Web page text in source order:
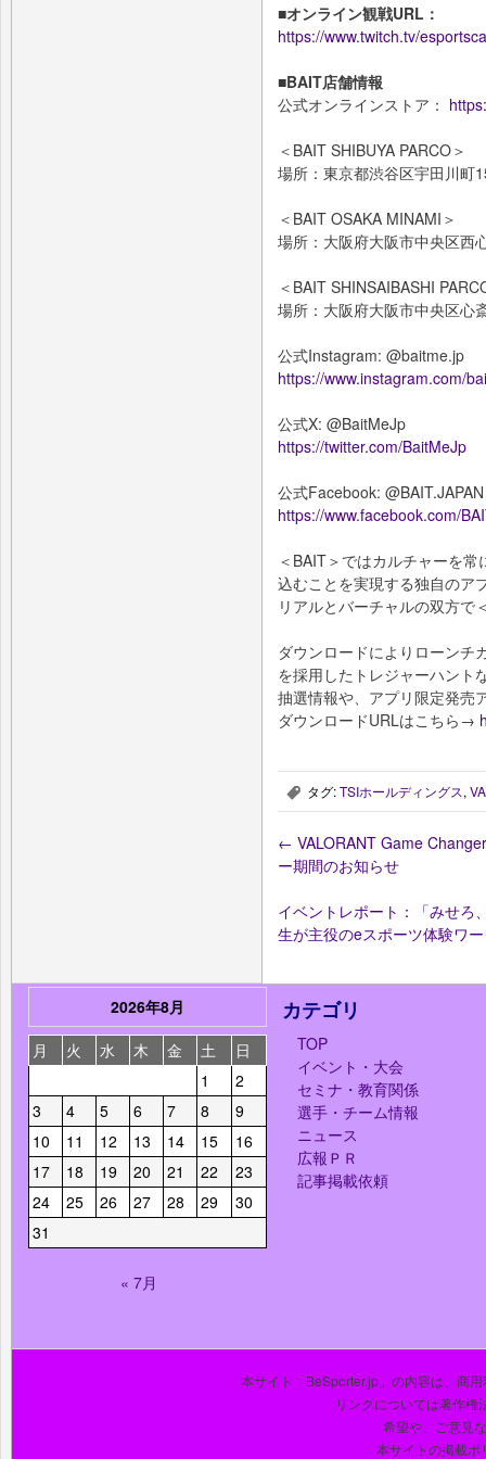
■オンライン観戦URL：
https://www.twitch.tv/
■BAIT店舗情報
公式オンラインストア：
＜BAIT SHIBUYA PARCO＞
場所：東京都渋谷区宇田川町
＜BAIT OSAKA MINAMI＞
場所：大阪府大阪市中央区
＜BAIT SHINSAIBASHI
場所：大阪府大阪市中央区心
公式Instagram: @baitme.jp
https://www.instagram.com/
公式X: @BaitMeJp
https://twitter.com/BaitMeJp
公式Facebook: @BAIT.JAPAN
https://www.facebook.com/
＜BAIT＞ではカルチャーを
込むことを実現する独自のア
リアルとバーチャルの双方で
ダウンロードによりローンチ
を採用したトレジャーハント
抽選情報や、アプリ限定発売
ダウンロードURLはこちら→
, タグ:TSIホールディングス,
← VALORANT Game
ー期間のお知らせ
イベントレポート：「みせろ
生が主役のeスポーツ体験ワ
2026年8月
月
火 水 木 金 土
日
1
2
3
4 5 6 7 8
9
10
11 12 13 14 15
16
17
18 19 20 21 22
23
24
25 26 27 28 29
30
31
« 7月
カテゴリ
TOP
イベント・大会
セミナ・教育関係
選手・チーム情報
ニュース
広報ＰＲ
記事掲載依頼
本サイト「BeSporter.jp」の内容は、商
リンクについては著作権
希望や、ご意見
本サイトの掲載ポ